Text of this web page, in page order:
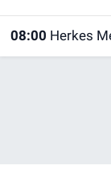
08:00 Herkes